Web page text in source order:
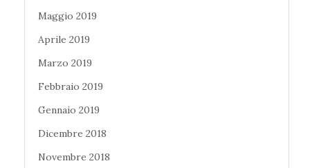
Maggio 2019
Aprile 2019
Marzo 2019
Febbraio 2019
Gennaio 2019
Dicembre 2018
Novembre 2018